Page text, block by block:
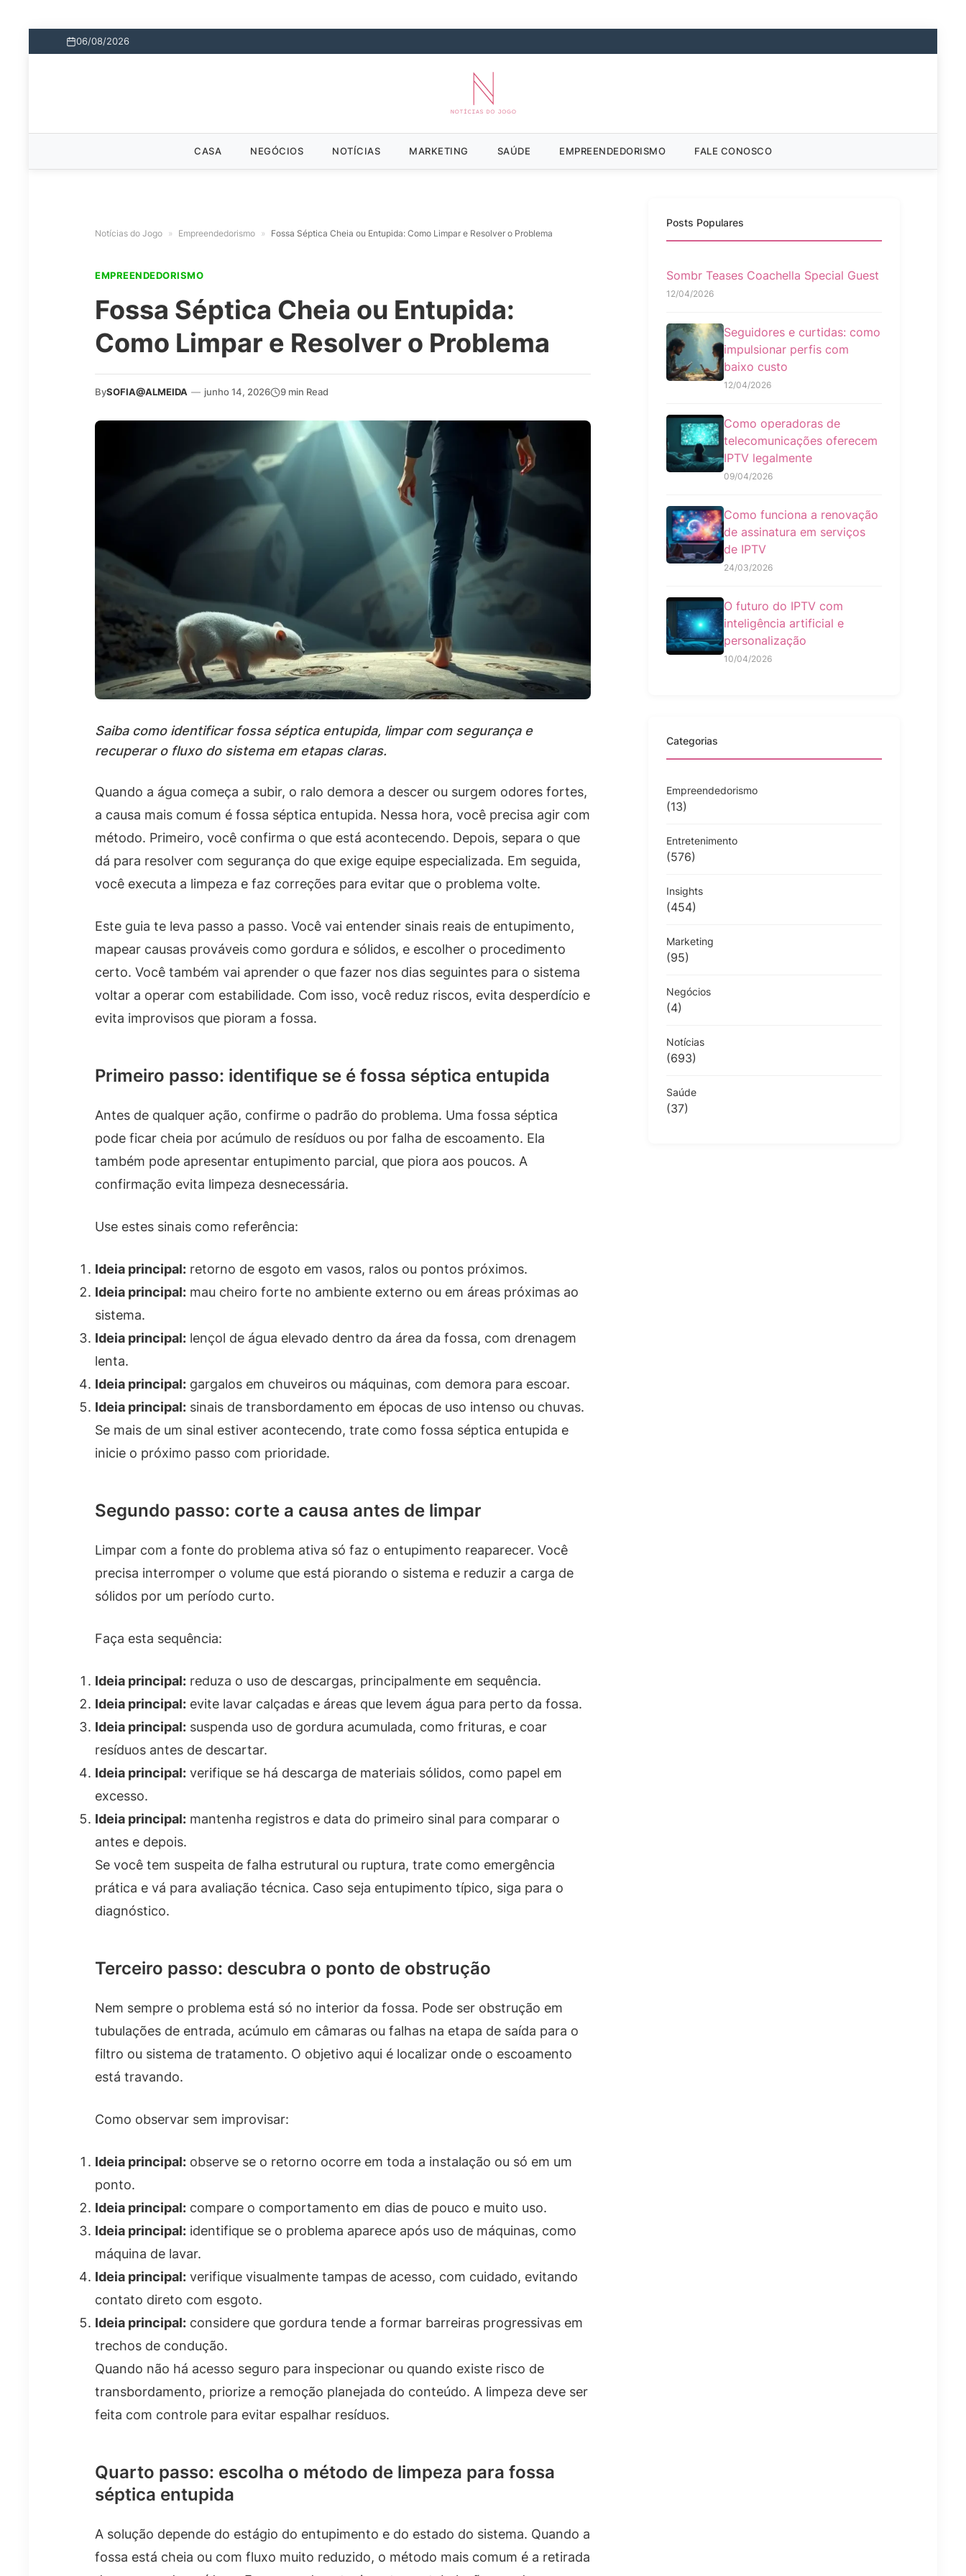
06/08/2026
CASA NEGÓCIOS NOTÍCIAS MARKETING SAÚDE EMPREENDEDORISMO FALE CONOSCO
Notícias do Jogo » Empreendedorismo » Fossa Séptica Cheia ou Entupida: Como Limpar e Resolver o Problema
EMPREENDEDORISMO
Fossa Séptica Cheia ou Entupida:
Como Limpar e Resolver o Problema
BySOFIA@ALMEIDA — junho 14, 2026 9 min Read
Saiba como identificar fossa séptica entupida, limpar com segurança e
recuperar o fluxo do sistema em etapas claras.
Quando a água começa a subir, o ralo demora a descer ou surgem odores fortes,
a causa mais comum é fossa séptica entupida. Nessa hora, você precisa agir com
método. Primeiro, você confirma o que está acontecendo. Depois, separa o que
dá para resolver com segurança do que exige equipe especializada. Em seguida,
você executa a limpeza e faz correções para evitar que o problema volte.
Este guia te leva passo a passo. Você vai entender sinais reais de entupimento,
mapear causas prováveis como gordura e sólidos, e escolher o procedimento
certo. Você também vai aprender o que fazer nos dias seguintes para o sistema
voltar a operar com estabilidade. Com isso, você reduz riscos, evita desperdício e
evita improvisos que pioram a fossa.
Primeiro passo: identifique se é fossa séptica entupida
Antes de qualquer ação, confirme o padrão do problema. Uma fossa séptica
pode ficar cheia por acúmulo de resíduos ou por falha de escoamento. Ela
também pode apresentar entupimento parcial, que piora aos poucos. A
confirmação evita limpeza desnecessária.
Use estes sinais como referência:
Ideia principal: retorno de esgoto em vasos, ralos ou pontos próximos.
Ideia principal: mau cheiro forte no ambiente externo ou em áreas próximas ao
sistema.
Ideia principal: lençol de água elevado dentro da área da fossa, com drenagem
lenta.
Ideia principal: gargalos em chuveiros ou máquinas, com demora para escoar.
Ideia principal: sinais de transbordamento em épocas de uso intenso ou chuvas.
Se mais de um sinal estiver acontecendo, trate como fossa séptica entupida e
inicie o próximo passo com prioridade.
Segundo passo: corte a causa antes de limpar
Limpar com a fonte do problema ativa só faz o entupimento reaparecer. Você
precisa interromper o volume que está piorando o sistema e reduzir a carga de
sólidos por um período curto.
Faça esta sequência:
Ideia principal: reduza o uso de descargas, principalmente em sequência.
Ideia principal: evite lavar calçadas e áreas que levem água para perto da fossa.
Ideia principal: suspenda uso de gordura acumulada, como frituras, e coar
resíduos antes de descartar.
Ideia principal: verifique se há descarga de materiais sólidos, como papel em
excesso.
Ideia principal: mantenha registros e data do primeiro sinal para comparar o
antes e depois.
Se você tem suspeita de falha estrutural ou ruptura, trate como emergência
prática e vá para avaliação técnica. Caso seja entupimento típico, siga para o
diagnóstico.
Terceiro passo: descubra o ponto de obstrução
Nem sempre o problema está só no interior da fossa. Pode ser obstrução em
tubulações de entrada, acúmulo em câmaras ou falhas na etapa de saída para o
filtro ou sistema de tratamento. O objetivo aqui é localizar onde o escoamento
está travando.
Como observar sem improvisar:
Ideia principal: observe se o retorno ocorre em toda a instalação ou só em um
ponto.
Ideia principal: compare o comportamento em dias de pouco e muito uso.
Ideia principal: identifique se o problema aparece após uso de máquinas, como
máquina de lavar.
Ideia principal: verifique visualmente tampas de acesso, com cuidado, evitando
contato direto com esgoto.
Ideia principal: considere que gordura tende a formar barreiras progressivas em
trechos de condução.
Quando não há acesso seguro para inspecionar ou quando existe risco de
transbordamento, priorize a remoção planejada do conteúdo. A limpeza deve ser
feita com controle para evitar espalhar resíduos.
Quarto passo: escolha o método de limpeza para fossa
séptica entupida
A solução depende do estágio do entupimento e do estado do sistema. Quando a
fossa está cheia ou com fluxo muito reduzido, o método mais comum é a retirada
Posts Populares
Sombr Teases Coachella Special Guest
12/04/2026
Seguidores e curtidas: como
impulsionar perfis com
baixo custo
12/04/2026
Como operadoras de
telecomunicações oferecem
IPTV legalmente
09/04/2026
Como funciona a renovação
de assinatura em serviços
de IPTV
24/03/2026
O futuro do IPTV com
inteligência artificial e
personalização
10/04/2026
Categorias
Empreendedorismo
(13)
Entretenimento
(576)
Insights
(454)
Marketing
(95)
Negócios
(4)
Notícias
(693)
Saúde
(37)